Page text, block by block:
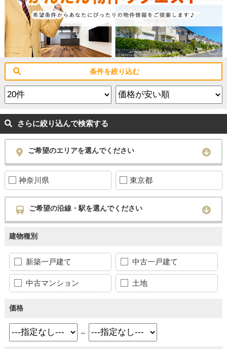
条件を絞り込む
さらに絞り込んで検索する
ご希望のエリアを選んでください
神奈川県 東京都
ご希望の沿線・駅を選んでください
建物種別
新築一戸建て 中古一戸建て
中古マンション 土地
価格
～